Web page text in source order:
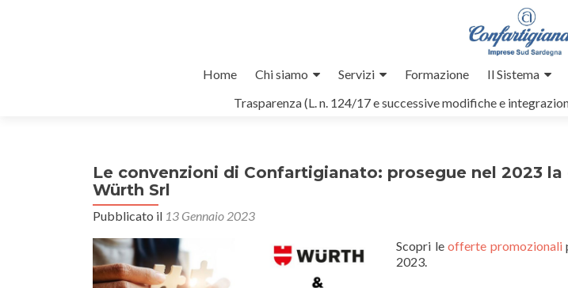
Home Chi siamo Servizi Formazione Il Sistema
Trasparenza (L. n. 124/17 e successive modifiche e
Le convenzioni di Confartigianato: prosegue nel 2023
Würth Srl
Pubblicato il 13 Gennaio 2023
Scopri leofferte promozionali
2023.